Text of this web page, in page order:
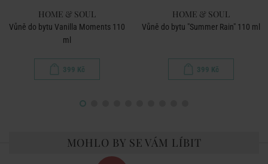
HOME & SOUL
Vůně do bytu Vanilla Moments 110
ml
399 Kč
HOME & SOUL
Vůně do bytu "Summer Rain" 110 ml
399 Kč
MOHLO BY SE VÁM LÍBIT